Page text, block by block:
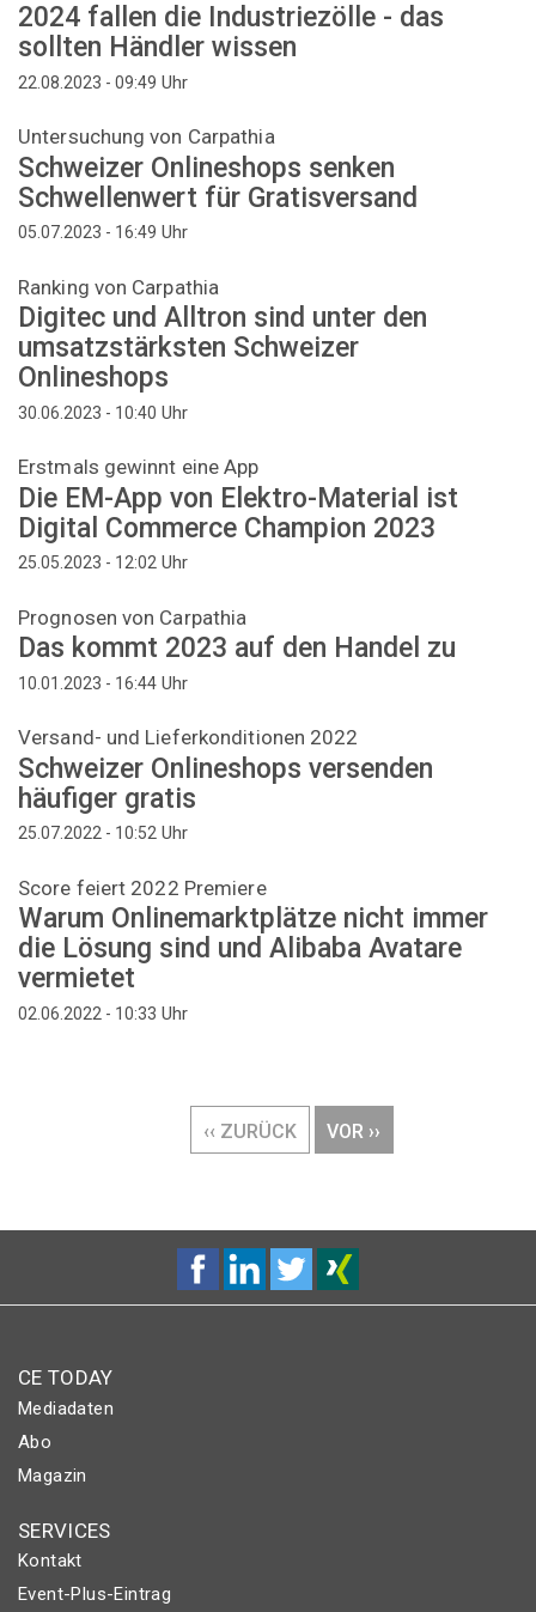
2024 fallen die Industriezölle - das
sollten Händler wissen
22.08.2023 - 09:49 Uhr
Untersuchung von Carpathia
Schweizer Onlineshops senken
Schwellenwert für Gratisversand
05.07.2023 - 16:49 Uhr
Ranking von Carpathia
Digitec und Alltron sind unter den
umsatzstärksten Schweizer
Onlineshops
30.06.2023 - 10:40 Uhr
Erstmals gewinnt eine App
Die EM-App von Elektro-Material ist
Digital Commerce Champion 2023
25.05.2023 - 12:02 Uhr
Prognosen von Carpathia
Das kommt 2023 auf den Handel zu
10.01.2023 - 16:44 Uhr
Versand- und Lieferkonditionen 2022
Schweizer Onlineshops versenden
häufiger gratis
25.07.2022 - 10:52 Uhr
Score feiert 2022 Premiere
Warum Onlinemarktplätze nicht immer
die Lösung sind und Alibaba Avatare
vermietet
02.06.2022 - 10:33 Uhr
VORHERIGE
SEITE
‹‹ ZURÜCK
NÄCHSTE
SEITE
VOR ››
CE TODAY
Mediadaten
Abo
Magazin
SERVICES
Kontakt
Event-Plus-Eintrag